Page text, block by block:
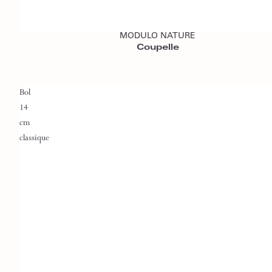
MODULO NATURE
Coupelle
Bol
14
cm
classique